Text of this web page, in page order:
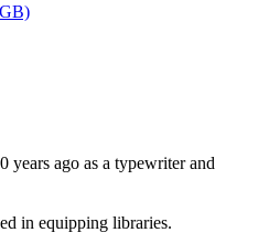
years ago as a typewriter and
in equipping libraries.